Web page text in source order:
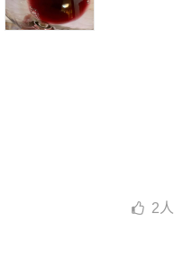
2 人